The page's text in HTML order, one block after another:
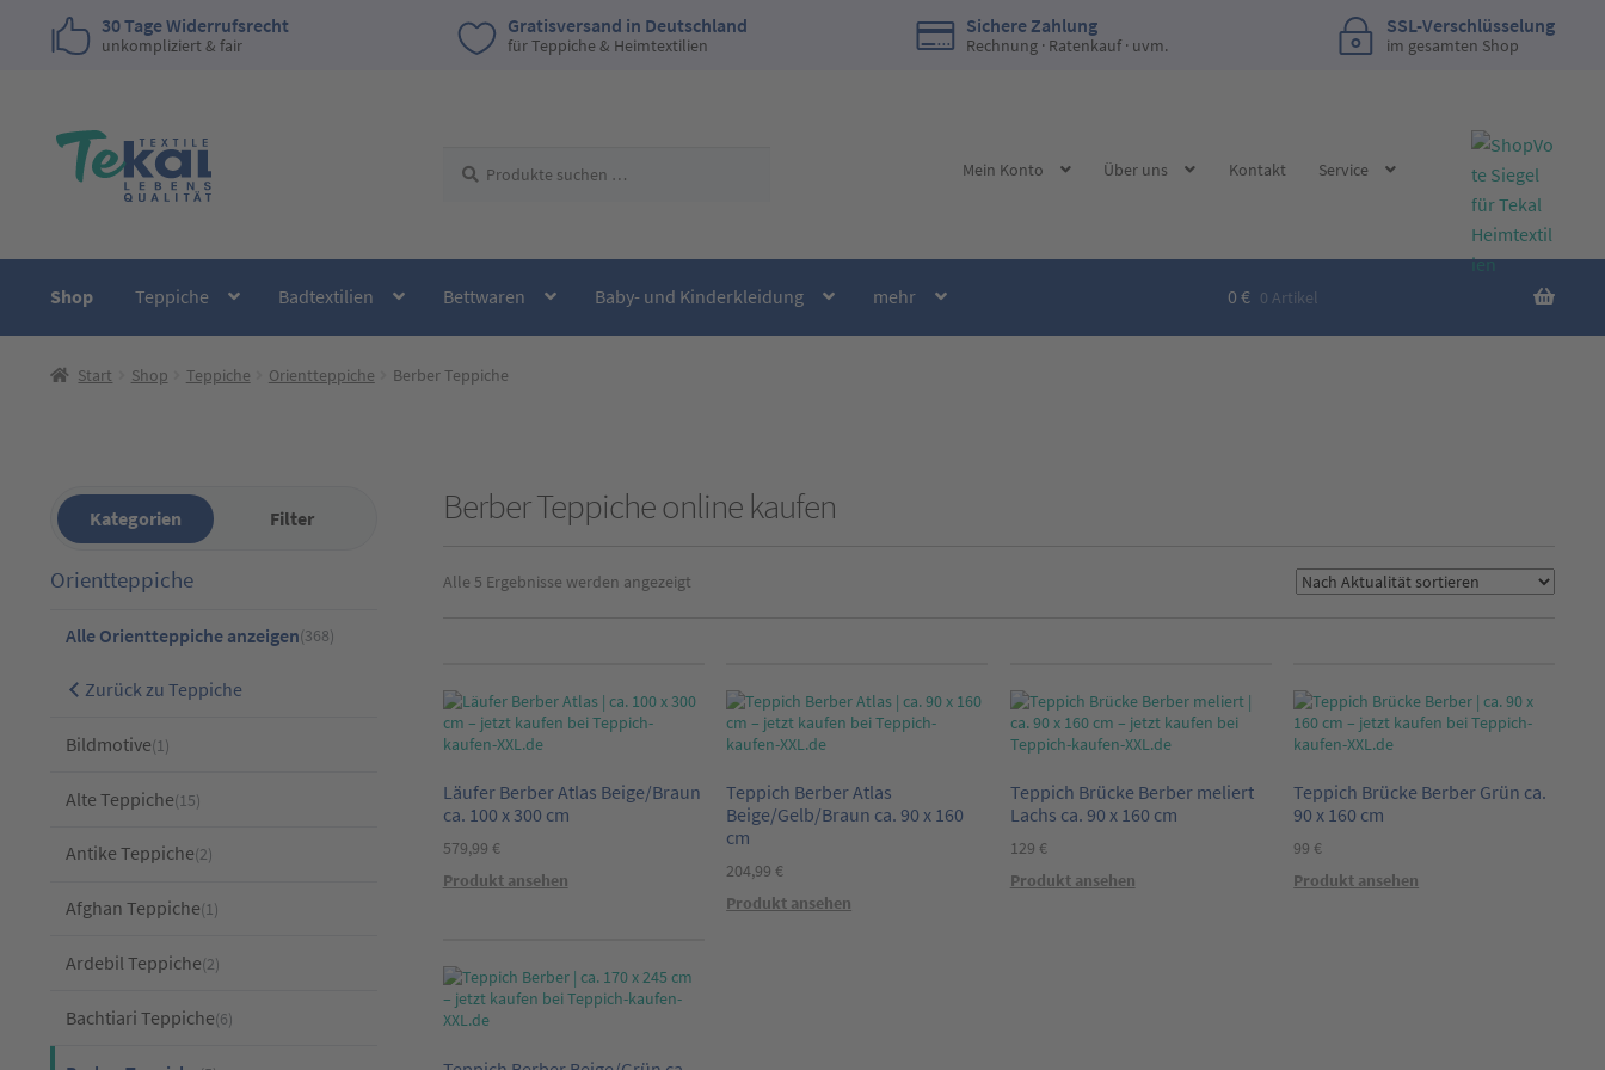
30 Tage Widerrufsrecht
unkompliziert & fair
Gratisversand in Deutschland
für Teppiche & Heimtextilien
Sichere Zahlung
Rechnung · Ratenkauf · uvm.
SSL-Verschlüsselung
im gesamten Shop
Zur
Navigation
Zum
Inhalt
nach:
Mein Konto Über uns Kontakt Service
Shop Teppiche Badtextilien Bettwaren Baby- und Kinderkleidung mehr 0€ 0 Artikel
Start Shop Teppiche Orientteppiche Berber Teppiche
Berber Teppiche online kaufen
Alle 5 Ergebnisse werden angezeigtNach
Läufer Berber Atlas Beige/Braun
ca. 100 x 300 cm
579,99 €
Produkt ansehen
Teppich Berber Atlas
Beige/Gelb/Braun ca. 90 x 160
cm
204,99 €
Produkt ansehen
Teppich Brücke Berber meliert
Lachs ca. 90 x 160 cm
129 €
Produkt ansehen
Teppich Brücke Berber Grün ca.
90 x 160 cm
99 €
Produkt ansehen
Kategorien Filter
Orientteppiche
Alle Orientteppiche anzeigen(368)
Zurück zu Teppiche
Bildmotive(1)
Alte Teppiche(15)
Antike Teppiche(2)
Afghan Teppiche(1)
Ardebil Teppiche(2)
Bachtiari Teppiche(6)